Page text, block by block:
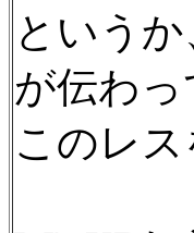
という
が伝わ
このレ